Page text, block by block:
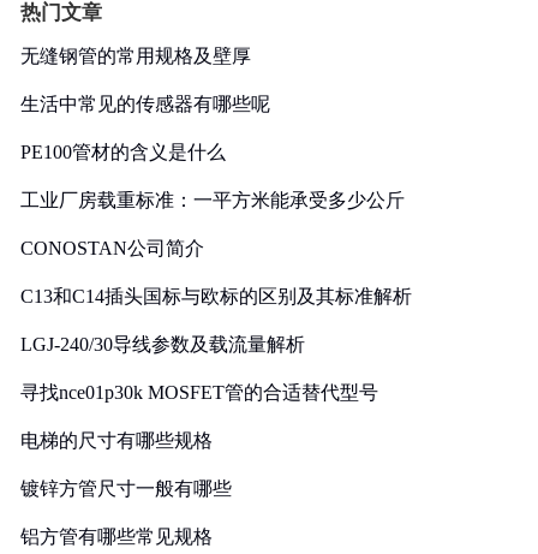
热门文章
无缝钢管的常用规格及壁厚
生活中常见的传感器有哪些呢
PE100管材的含义是什么
工业厂房载重标准：一平方米能承受多少公斤
CONOSTAN公司简介
C13和C14插头国标与欧标的区别及其标准解析
LGJ-240/30导线参数及载流量解析
寻找nce01p30k MOSFET管的合适替代型号
电梯的尺寸有哪些规格
镀锌方管尺寸一般有哪些
铝方管有哪些常见规格